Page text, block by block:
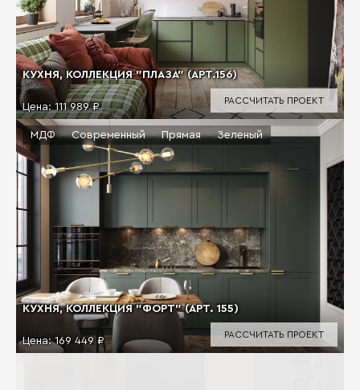
КУХНЯ, КОЛЛЕКЦИЯ "ПЛАЗА" (АРТ.156)
Цена: 111 989 ₽
РАССЧИТАТЬ ПРОЕКТ
КУХНЯ, КОЛЛЕКЦИЯ "ФОРТ" (АРТ. 155)
Цена:169 449 ₽
МДФ Современный Прямая Зеленый
РАССЧИТАТЬ ПРОЕКТ